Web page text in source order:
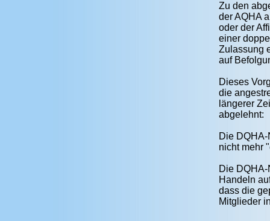
Zu den
der AQHA
oder der
einer
Zulassung
auf
Dieses
die
längerer
abgelehnt:
Die
nicht mehr
Die
Handeln
dass die
Mitglieder